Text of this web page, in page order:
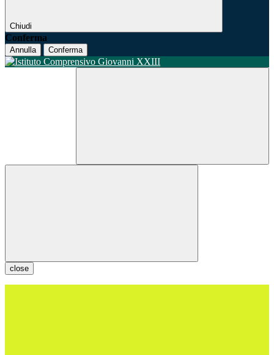
Chiudi
Conferma
Annulla Conferma
close